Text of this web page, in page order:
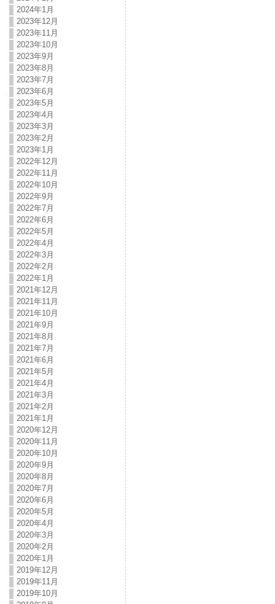
2024年1月
2023年12月
2023年11月
2023年10月
2023年9月
2023年8月
2023年7月
2023年6月
2023年5月
2023年4月
2023年3月
2023年2月
2023年1月
2022年12月
2022年11月
2022年10月
2022年9月
2022年7月
2022年6月
2022年5月
2022年4月
2022年3月
2022年2月
2022年1月
2021年12月
2021年11月
2021年10月
2021年9月
2021年8月
2021年7月
2021年6月
2021年5月
2021年4月
2021年3月
2021年2月
2021年1月
2020年12月
2020年11月
2020年10月
2020年9月
2020年8月
2020年7月
2020年6月
2020年5月
2020年4月
2020年3月
2020年2月
2020年1月
2019年12月
2019年11月
2019年10月